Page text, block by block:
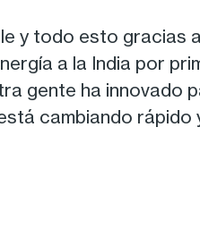
y todo esto gracias
a la India por
gente ha innovado
cambiando rápido